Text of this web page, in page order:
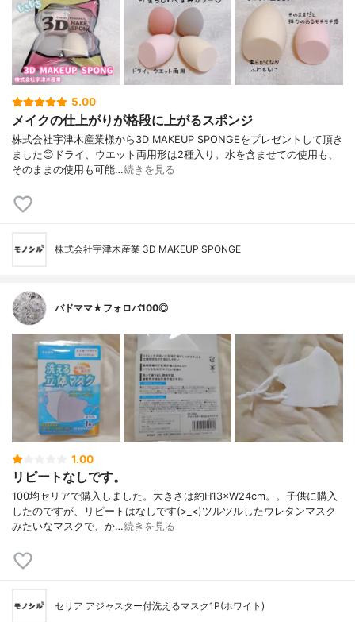
5.00
メイクの仕上がりが格段に上がるスポンジ
株式会社宇津木産業様から3D MAKEUP SPONGEをプレゼントして頂き
ました😊ドライ、ウエット両用形は2種入り。水を含ませての使用も、
そのままの使用も可能…続きを見る
株式会社宇津木産業 3D MAKEUP SPONGE
バドママ★フォロバ100◎
1.00
リピートなしです。
100均セリアで購入しました。大きさは約H13×W24cm。。子供に購入
したのですが、リピートはなしです(>_<)ツルツルしたウレタンマスク
みたいなマスクで、か…続きを見る
セリア アジャスター付洗えるマスク1P(ホワイト)